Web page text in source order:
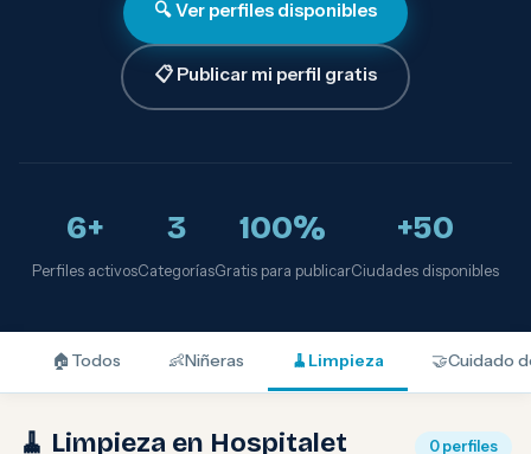
🔍 Ver perfiles disponibles
📋 Publicar mi perfil gratis
6+
Perfiles activos
3
Categorías
100%
Gratis para publicar
+50
Ciudades disponibles
🏠 Todos 👶Niñeras 🧹 Limpieza 🤝Cuidado
🧹 Limpieza en Hospitalet 0 perfiles